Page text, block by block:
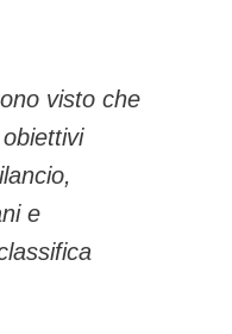
visto che
e